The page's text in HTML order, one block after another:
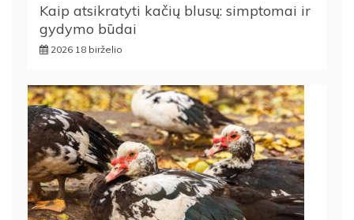
Kaip atsikratyti kačių blusų: simptomai ir
gydymo būdai
2026 18 birželio